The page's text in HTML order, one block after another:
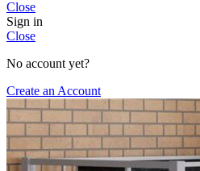
Close
Sign in
Close
No account yet?
Create an Account